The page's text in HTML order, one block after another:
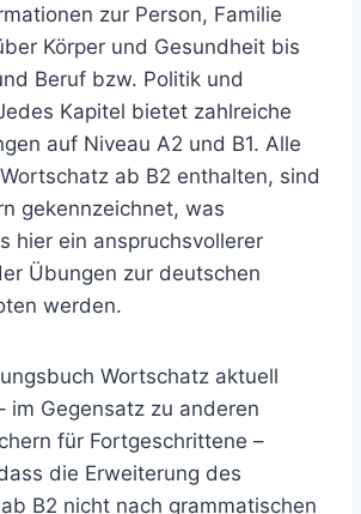
zur Person, Familie
Körper und Gesundheit bis
Beruf bzw. Politik und
Kapitel bietet zahlreiche
auf Niveau A2 und B1. Alle
ab B2 enthalten, sind
gekennzeichnet, was
hier ein anspruchsvollerer
Übungen zur deutschen
werden.
Wortschatz aktuell
im Gegensatz zu anderen
für Fortgeschrittene –
die Erweiterung des
B2 nicht nach grammatischen